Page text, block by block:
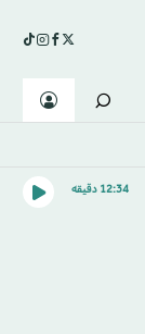
12:34 دقيقه